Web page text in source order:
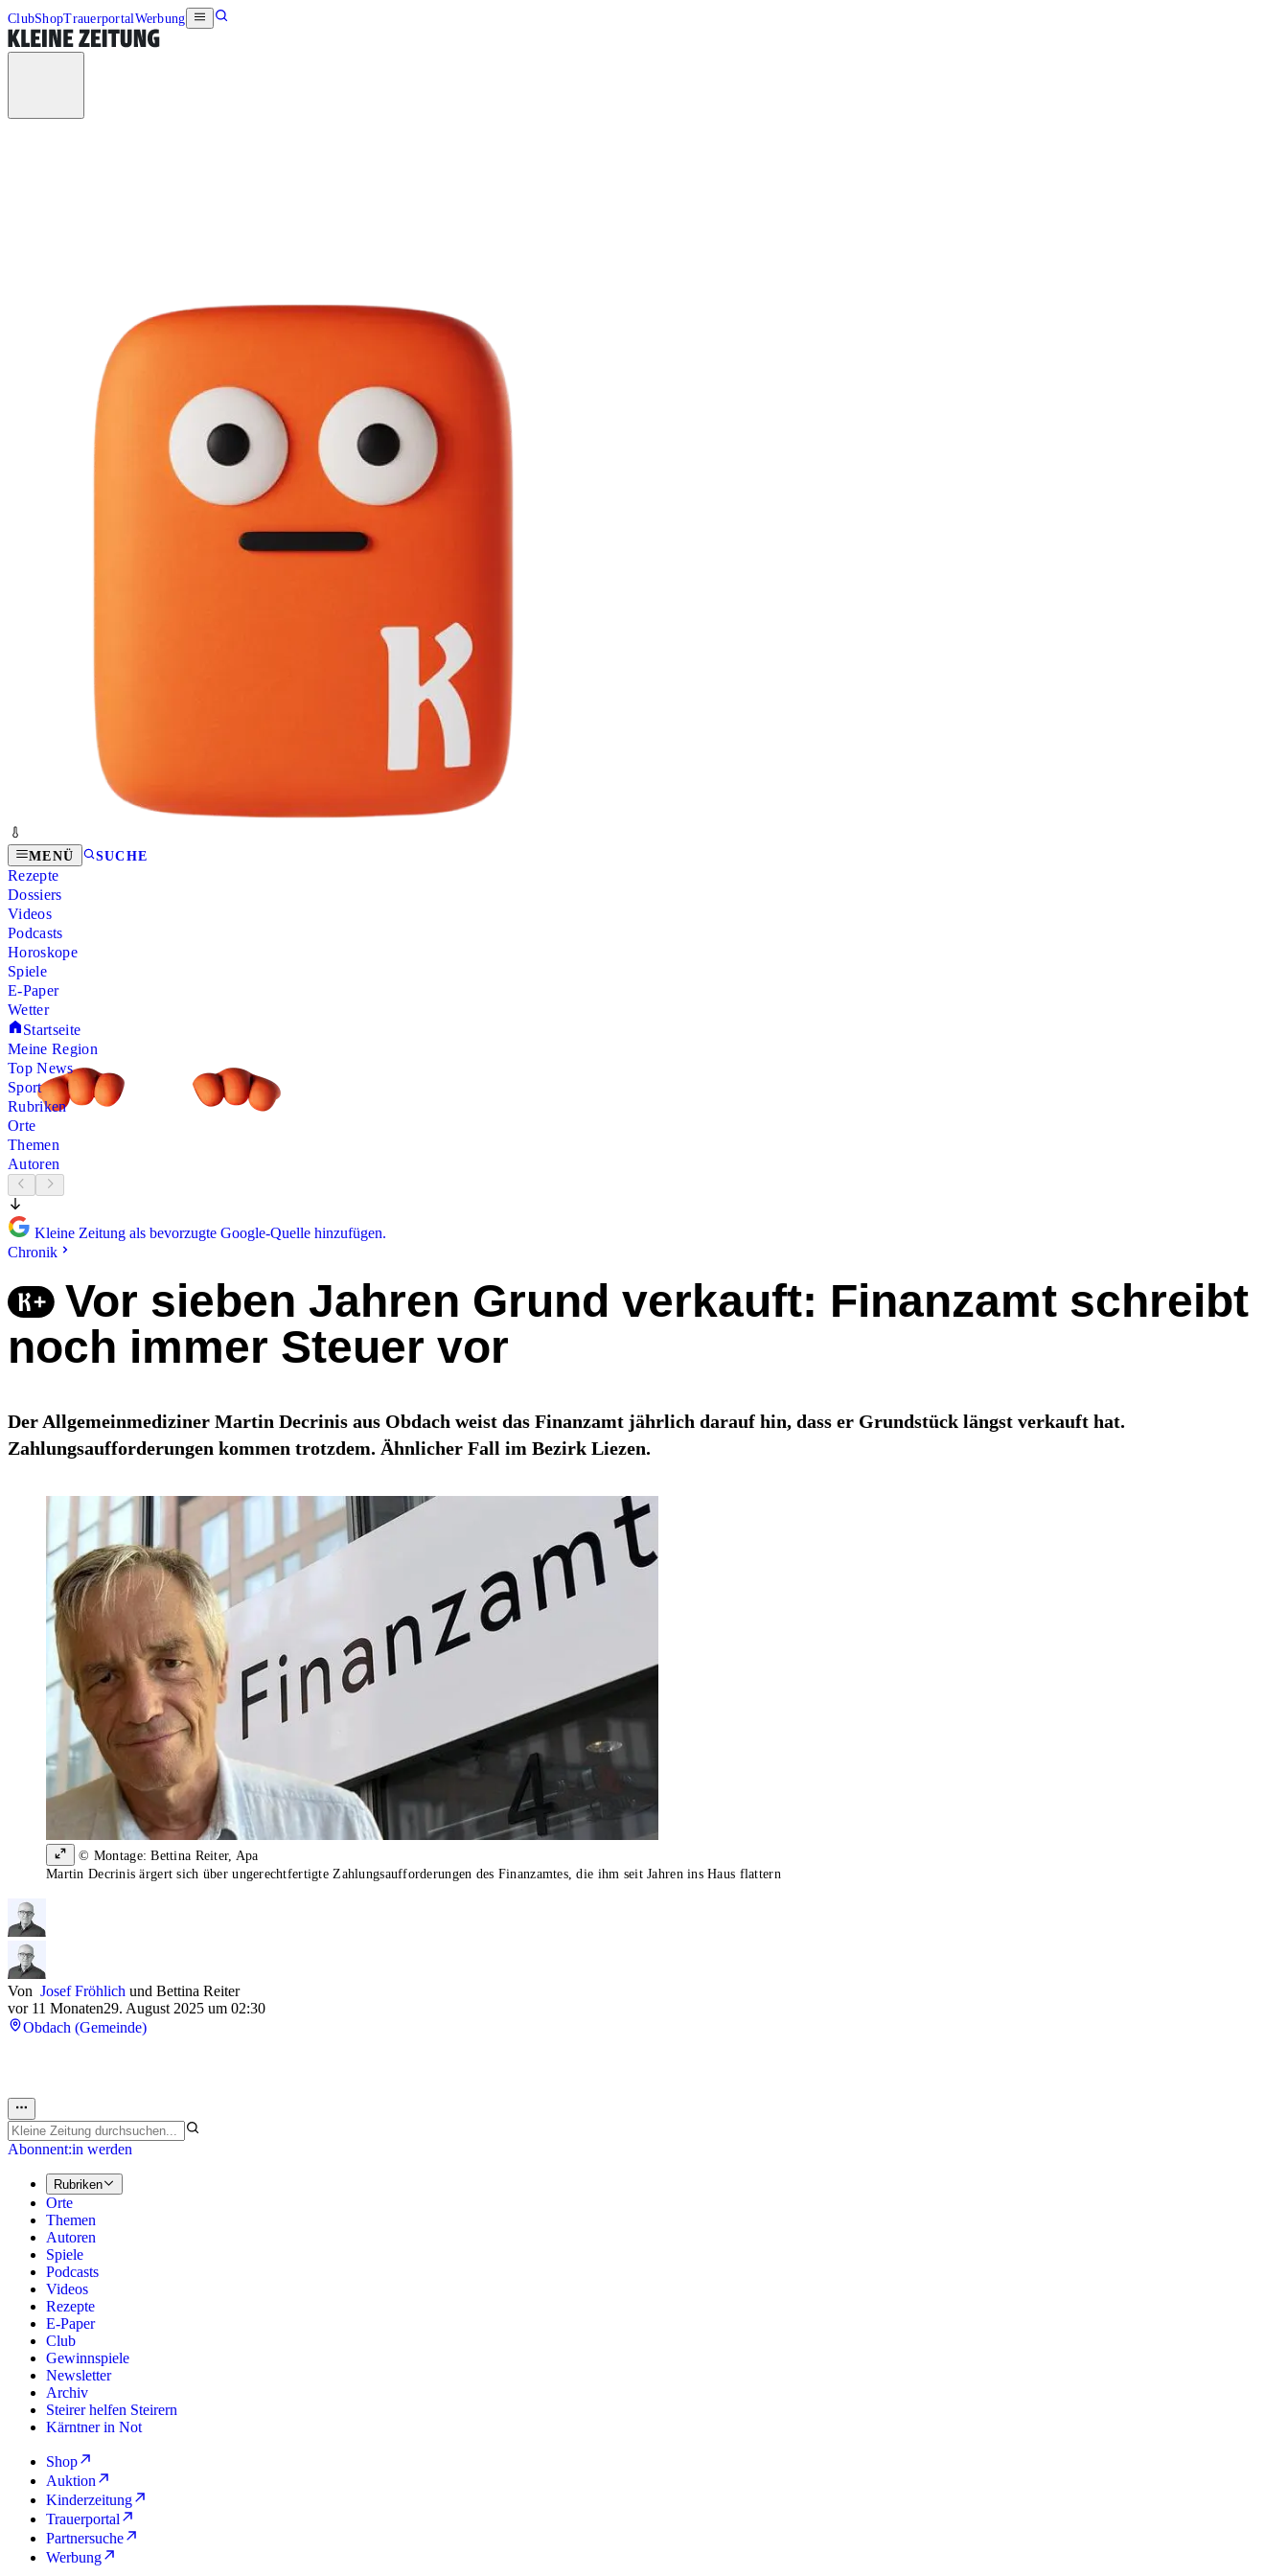
ClubShopTrauerportalWerbung
MENÜ SUCHE
Rezepte
Dossiers
Videos
Podcasts
Horoskope
Spiele
E-Paper
Wetter
Startseite
Meine Region
Top News
Sport
Rubriken
Orte
Themen
Autoren
Kleine Zeitung als bevorzugte Google-Quelle hinzufügen.
Chronik
Vor sieben Jahren Grund verkauft: Finanzamt schreibt
noch immer Steuer vor
Der Allgemeinmediziner Martin Decrinis aus Obdach weist das Finanzamt jährlich darauf hin, dass er Grundstück längst verkauft hat.
Zahlungsaufforderungen kommen trotzdem. Ähnlicher Fall im Bezirk Liezen.
© Montage: Bettina Reiter, Apa
Martin Decrinis ärgert sich über ungerechtfertigte Zahlungsaufforderungen des Finanzamtes, die ihm seit Jahren ins Haus flattern
Von Josef Fröhlich und Bettina Reiter
vor 11 Monaten29. August 2025 um 02:30
Obdach (Gemeinde)
Abonnent:in werden
Rubriken
Orte
Themen
Autoren
Spiele
Podcasts
Videos
Rezepte
E-Paper
Club
Gewinnspiele
Newsletter
Archiv
Steirer helfen Steirern
Kärntner in Not
Shop
Auktion
Kinderzeitung
Trauerportal
Partnersuche
Werbung